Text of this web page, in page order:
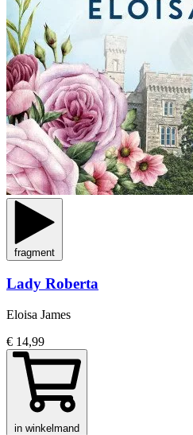
fragment
Lady Roberta
Eloisa James
€ 14,99
in winkelmand